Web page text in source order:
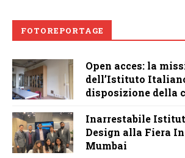
FOTOREPORTAGE
Open acces: la
dell’Istituto
disposizione della
Inarrestabile
Design alla Fiera
Mumbai